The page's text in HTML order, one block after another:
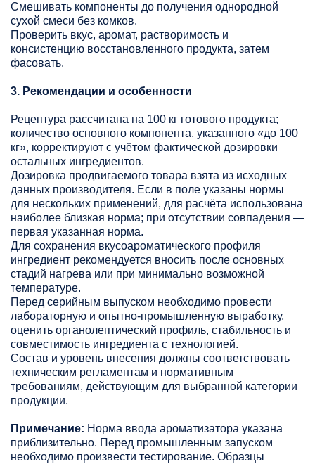
Смешивать компоненты до получения однородной
сухой смеси без комков.
Проверить вкус, аромат, растворимость и
консистенцию восстановленного продукта, затем
фасовать.
3. Рекомендации и особенности
Рецептура рассчитана на 100 кг готового продукта;
количество основного компонента, указанного «до 100
кг», корректируют с учётом фактической дозировки
остальных ингредиентов.
Дозировка продвигаемого товара взята из исходных
данных производителя. Если в поле указаны нормы
для нескольких применений, для расчёта использована
наиболее близкая норма; при отсутствии совпадения —
первая указанная норма.
Для сохранения вкусоароматического профиля
ингредиент рекомендуется вносить после основных
стадий нагрева или при минимально возможной
температуре.
Перед серийным выпуском необходимо провести
лабораторную и опытно-промышленную выработку,
оценить органолептический профиль, стабильность и
совместимость ингредиента с технологией.
Состав и уровень внесения должны соответствовать
техническим регламентам и нормативным
требованиям, действующим для выбранной категории
продукции.
Примечание: Норма ввода ароматизатора указана
приблизительно. Перед промышленным запуском
необходимо произвести тестирование. Образцы